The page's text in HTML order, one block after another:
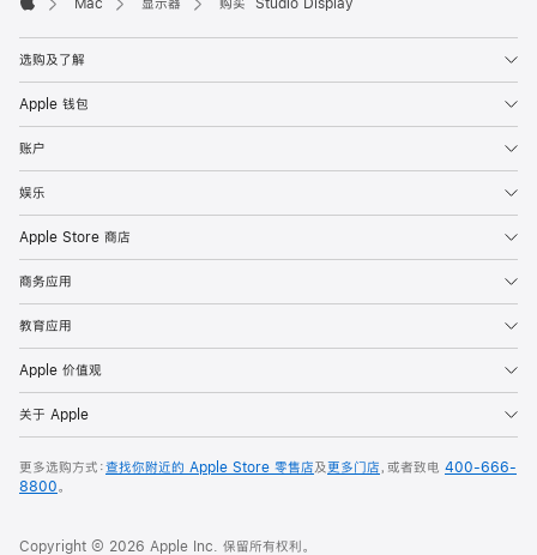
Mac 显示器 购买 Studio Display
选购及了解
Apple 钱包
账户
娱乐
Apple Store 商店
商务应用
教育应用
Apple 价值观
关于 Apple
更多选购方式：查找你附近的 Apple Store 零售店及更多门店，或者致电 400-666-
8800。
Copyright © 2026 Apple Inc. 保留所有权利。